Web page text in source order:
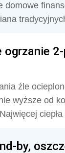
domowe
ogrzanie
źle
wyższe od
by,